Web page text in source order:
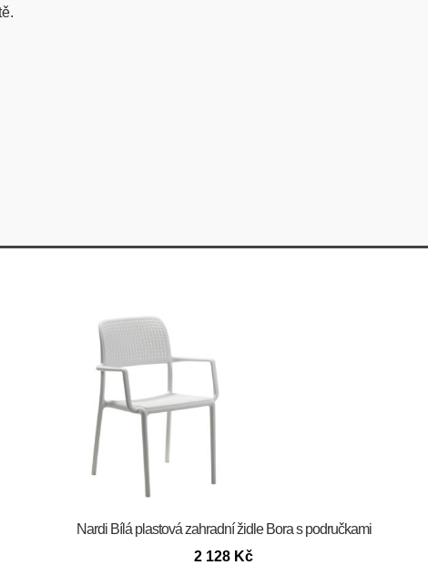
Nardi Bílá plastová zahradní židle Bora s područkami
2 128 Kč